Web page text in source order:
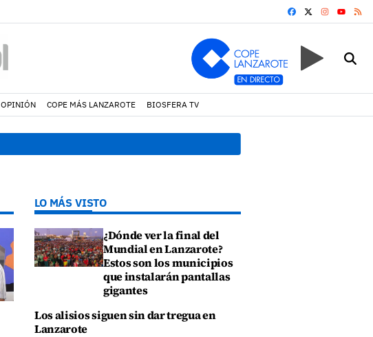
FACEBOOK
YOUTUBE
OPINIÓN COPE MÁS LANZAROTE BIOSFERA TV
LO MÁS VISTO
¿Dónde ver la final del
Mundial en Lanzarote?
Estos son los municipios
que instalarán pantallas
gigantes
Los alisios siguen sin dar tregua en
Lanzarote